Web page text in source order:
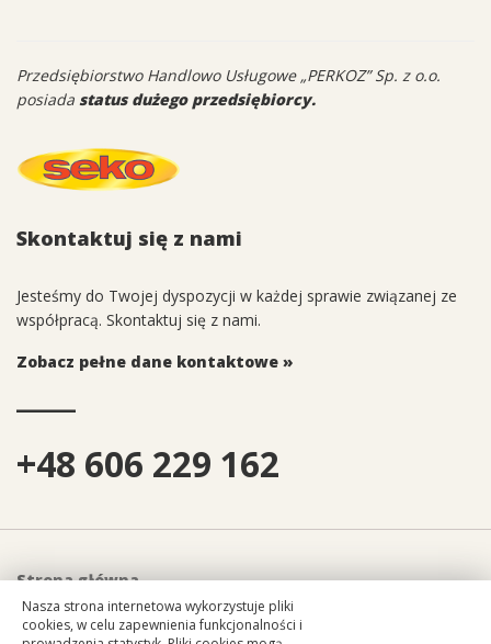
Przedsiębiorstwo Handlowo Usługowe „PERKOZ” Sp. z o.o.
posiada status dużego przedsiębiorcy.
Skontaktuj się z nami
Jesteśmy do Twojej dyspozycji w każdej sprawie związanej ze
współpracą. Skontaktuj się z nami.
Zobacz pełne dane kontaktowe »
+48 606 229 162
Strona główna
Części zamienne
Nasza strona internetowa wykorzystuje pliki
cookies, w celu zapewnienia funkcjonalności i